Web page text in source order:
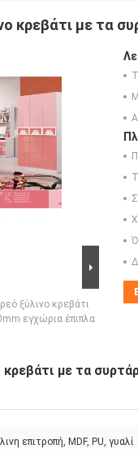
κρεβάτι με τα
ξύλινο κρεβάτι
εγχώρια έπιπλα
κρεβάτι με τα
επιτροπή, MDF, PU, γυαλί